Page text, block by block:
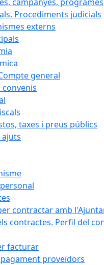
Procediments judicials
externs
general
taxes i preus públics
ajuts
contractar amb
contractes. Perfil del
facturar
proveïdors